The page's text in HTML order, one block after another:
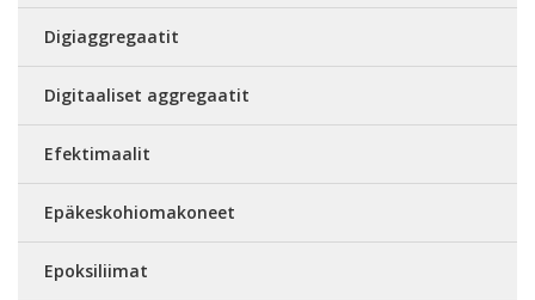
Digiaggregaatit
Digitaaliset aggregaatit
Efektimaalit
Epäkeskohiomakoneet
Epoksiliimat